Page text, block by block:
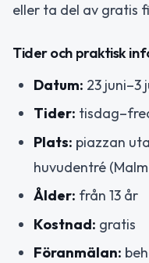
eller ta del av gratis
Tider och praktisk
Datum: 23 juni–3
Tider:
Plats: piazzan
huvudentré
Ålder: från 13 år
Kostnad: gratis
Föranmälan: